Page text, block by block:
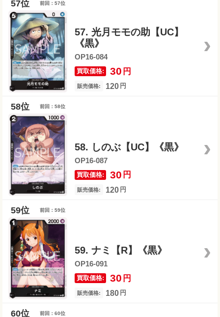
前回：57位
57. 光月モモの助【UC】
《黒》
OP16-084
買取価格: 30 円
販売価格: 120 円
前回：58位
58. しのぶ【UC】《黒》
OP16-087
買取価格: 30 円
販売価格: 120 円
前回：59位
59. ナミ【R】《黒》
OP16-091
買取価格: 30 円
販売価格: 180 円
前回：60位